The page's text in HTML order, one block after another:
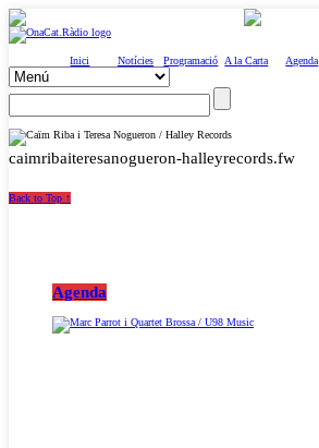
Inici Notícies Programació A la Carta Agenda
caimribaiteresanogueron-halleyrecords.fw
Back to Top ↑
Agenda